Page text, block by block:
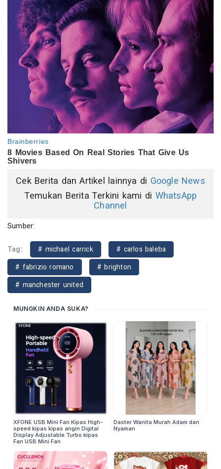
Cek Berita dan Artikel lainnya di Google News
Temukan Berita Terkini kami di WhatsApp
Channel
Sumber:
Tag: # michael carrick
# carlos baleba
# fabrizio romano
# brighton
# manchester united